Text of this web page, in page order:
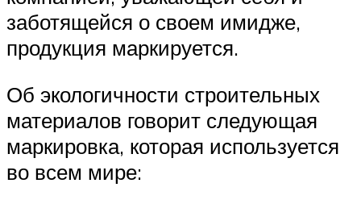
заботящейся о своем имидже,
продукция маркируется.
Об экологичности строительных
материалов говорит следующая
маркировка, которая используется
во всем мире: